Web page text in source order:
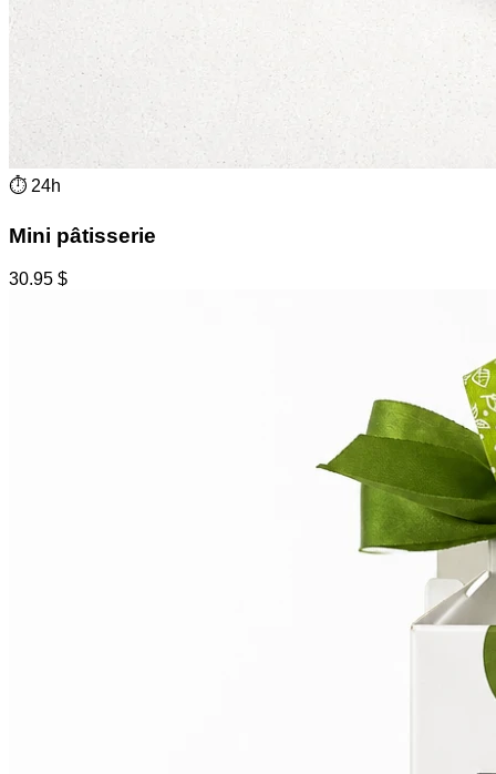
⏱ 24h
Mini pâtisserie
30.95 $